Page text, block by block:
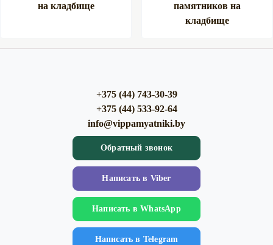
на кладбище
памятников на
кладбище
+375 (44) 743-30-39
+375 (44) 533-92-64
info@vippamyatniki.by
Обратный звонок
Напиcать в Viber
Напиcать в WhatsApp
Напиcать в Telegram